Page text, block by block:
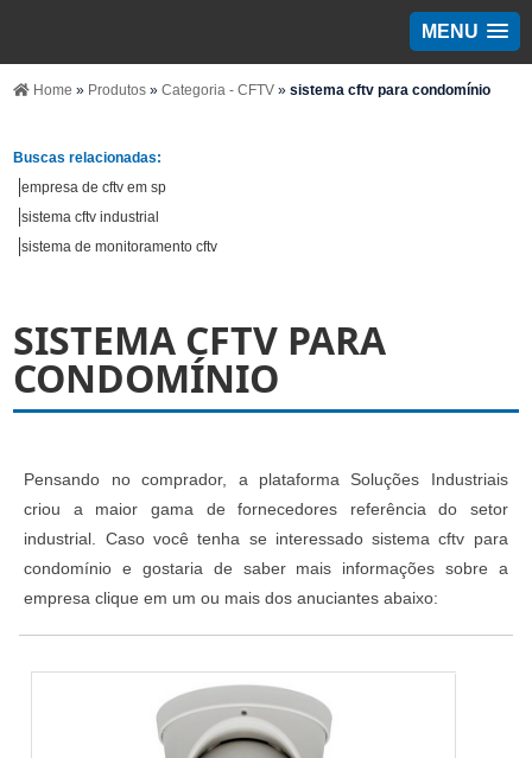
MENU
Home » Produtos»Categoria - CFTV»sistema cftv para condomínio
Buscas relacionadas:
empresa de cftv em sp
sistema cftv industrial
sistema de monitoramento cftv
SISTEMA CFTV PARA
CONDOMÍNIO
Pensando no comprador, a plataforma Soluções Industriais
criou a maior gama de fornecedores referência do setor
industrial. Caso você tenha se interessado sistema cftv para
condomínio e gostaria de saber mais informações sobre a
empresa clique em um ou mais dos anuciantes abaixo: